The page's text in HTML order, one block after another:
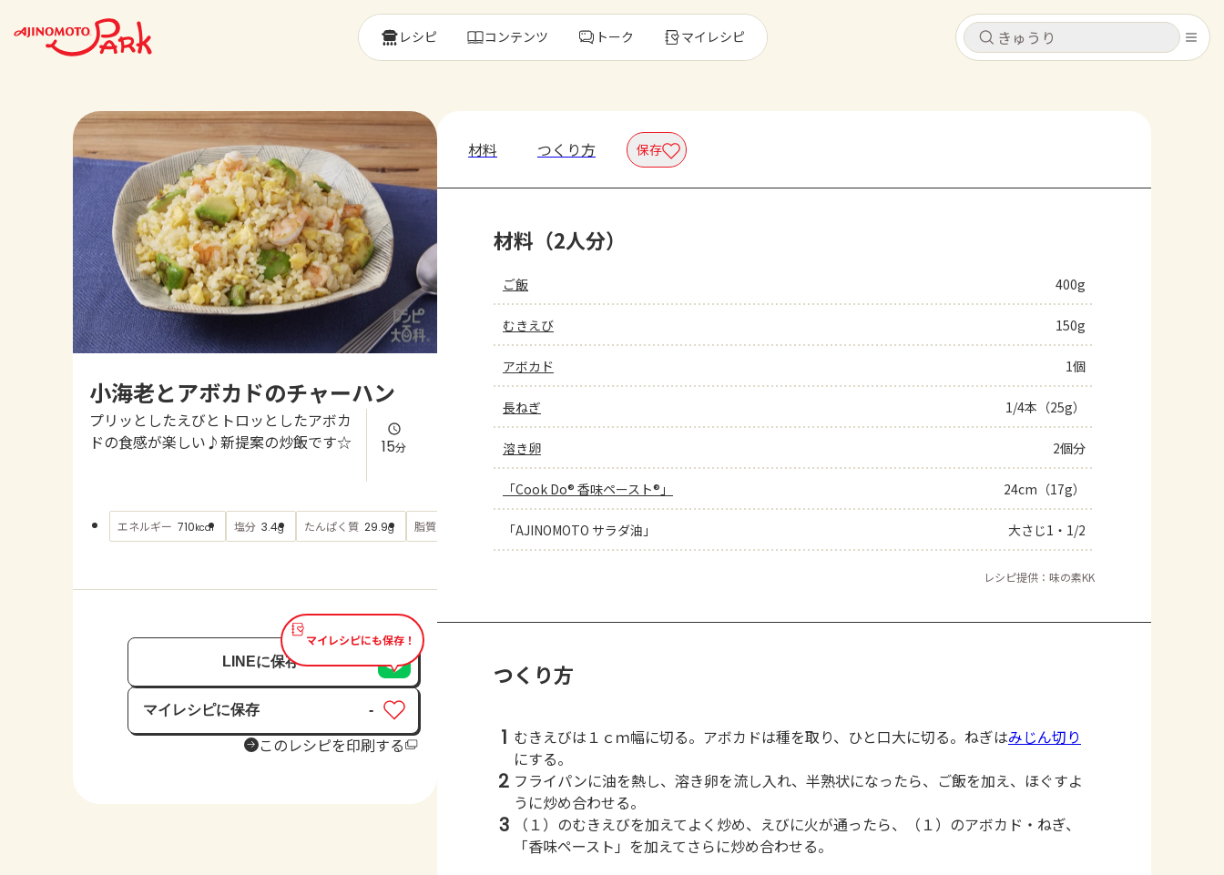
キャンセル
レシピ
トーク
よくあるお問い合わせ
お買い物
AJINOMOTO PARK とは
キャンセル
レシピ コンテンツ トーク マイレシピ
小海老とアボカドのチャーハン
プリッとしたえびとトロッとしたアボカ
ドの食感が楽しい♪新提案の炒飯です☆
15分
エネルギー 710kcal 塩分 3.4g たんぱく質 29.9g 脂質 もっと見る
マイレシピにも保存！
LINEに保存
マイレシピに保存
保存済み
-
このレシピを印刷する
材料 つくり方 保存
材料（2人分）
ご飯 400g
むきえび 150g
アボカド 1個
長ねぎ 1/4本（25g）
溶き卵 2個分
「Cook Do® 香味ペースト®」 24cm（17g）
「AJINOMOTO サラダ油」 大さじ1・1/2
レシピ提供：味の素KK
つくり方
1 むきえびは１ｃｍ幅に切る。アボカドは種を取り、ひと口大に切る。ねぎはみじん切り
にする。
2 フライパンに油を熱し、溶き卵を流し入れ、半熟状になったら、ご飯を加え、ほぐすよ
うに炒め合わせる。
3
（１）のむきえびを加えてよく炒め、えびに火が通ったら、（１）のアボカド・ねぎ、
「香味ペースト」を加えてさらに炒め合わせる。